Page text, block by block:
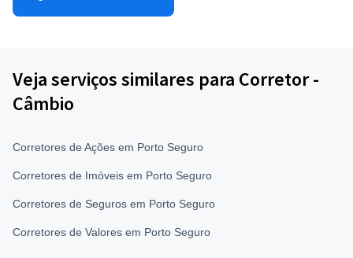
Veja serviços similares para Corretor -
Câmbio
Corretores de Ações em Porto Seguro
Corretores de Imóveis em Porto Seguro
Corretores de Seguros em Porto Seguro
Corretores de Valores em Porto Seguro